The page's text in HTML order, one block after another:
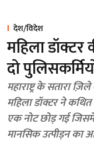
देश/विदेश
महिला
दो
महाराष्ट्र के सतारा
महिला डॉक्टर ने
एक नोट छोड़ गई
मानसिक उत्पीड़न का